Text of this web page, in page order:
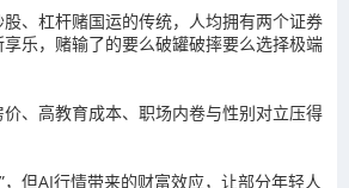
股、 杠杆赌国运的传统，人均拥有两个证券
乐，赌输了的要么破罐破摔要么选择极端
、高教育成本、职场内卷与性别对立压得
，但AI行情带来的财富效应，让部分年轻人